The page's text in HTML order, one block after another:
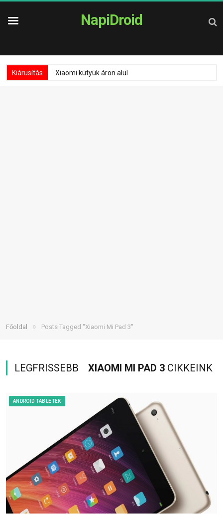
NapiDroid
Kiárusítás Xiaomi kütyük áron alul
Főoldal » Posts Tagged "Xiaomi Mi Pad 3"
LEGFRISSEBB XIAOMI MI PAD 3 CIKKEINK
ANDROID TABLETEK